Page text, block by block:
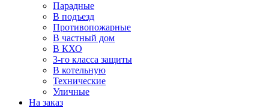
Парадные
В подъезд
Противопожарные
В частный дом
В КХО
3-го класса защиты
В котельную
Технические
Уличные
На заказ